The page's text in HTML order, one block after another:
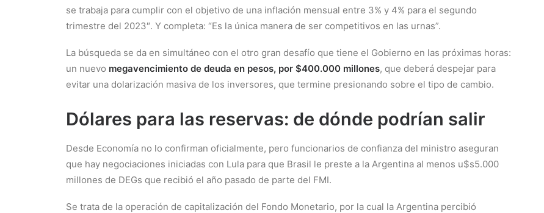
se trabaja para cumplir con el objetivo de una inflación mensual entre 3% y 4% para el segundo
trimestre del 2023″. Y completa: “Es la única manera de ser competitivos en las urnas”.
La búsqueda se da en simultáneo con el otro gran desafío que tiene el Gobierno en las próximas horas:
un nuevo megavencimiento de deuda en pesos, por $400.000 millones, que deberá despejar para
evitar una dolarización masiva de los inversores, que termine presionando sobre el tipo de cambio.
Dólares para las reservas: de dónde podrían salir
Desde Economía no lo confirman oficialmente, pero funcionarios de confianza del ministro aseguran
que hay negociaciones iniciadas con Lula para que Brasil le preste a la Argentina al menos u$s5.000
millones de DEGs que recibió el año pasado de parte del FMI.
Se trata de la operación de capitalización del Fondo Monetario, por la cual la Argentina percibió